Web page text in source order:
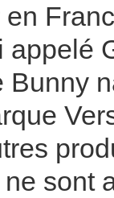
appelé
Bunny
sont